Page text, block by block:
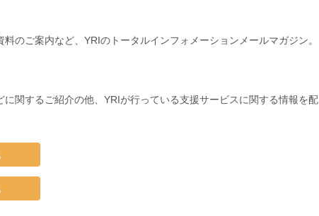
のご案内など、YRIのトータルインフォメーションメールマガジン。
関するご紹介の他、YRIが行っている支援サービスに関する情報を配